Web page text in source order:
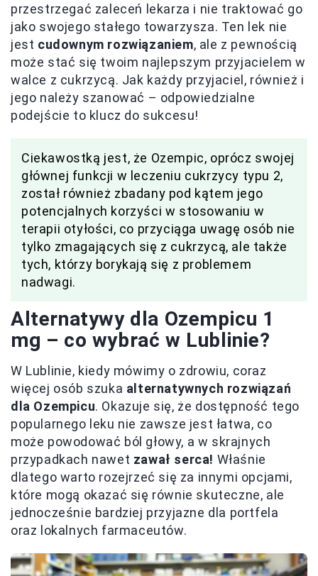
przestrzegać zaleceń lekarza i nie traktować go
jako swojego stałego towarzysza. Ten lek nie
jest cudownym rozwiązaniem, ale z pewnością
może stać się twoim najlepszym przyjacielem w
walce z cukrzycą. Jak każdy przyjaciel, również i
jego należy szanować – odpowiedzialne
podejście to klucz do sukcesu!
Ciekawostką jest, że Ozempic, oprócz swojej
głównej funkcji w leczeniu cukrzycy typu 2,
został również zbadany pod kątem jego
potencjalnych korzyści w stosowaniu w
terapii otyłości, co przyciąga uwagę osób nie
tylko zmagających się z cukrzycą, ale także
tych, którzy borykają się z problemem
nadwagi.
Alternatywy dla Ozempicu 1
mg – co wybrać w Lublinie?
W Lublinie, kiedy mówimy o zdrowiu, coraz
więcej osób szuka alternatywnych rozwiązań
dla Ozempicu. Okazuje się, że dostępność tego
popularnego leku nie zawsze jest łatwa, co
może powodować ból głowy, a w skrajnych
przypadkach nawet zawał serca! Właśnie
dlatego warto rozejrzeć się za innymi opcjami,
które mogą okazać się równie skuteczne, ale
jednocześnie bardziej przyjazne dla portfela
oraz lokalnych farmaceutów.